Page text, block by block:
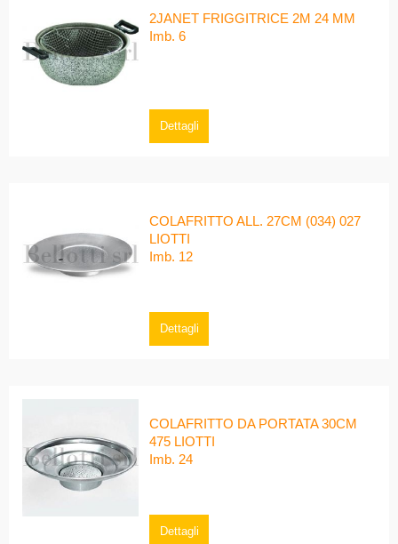
2JANET FRIGGITRICE 2M 24 MM
Imb. 6
Dettagli
COLAFRITTO ALL. 27CM (034) 027
LIOTTI
Imb. 12
Dettagli
COLAFRITTO DA PORTATA 30CM
475 LIOTTI
Imb. 24
Dettagli